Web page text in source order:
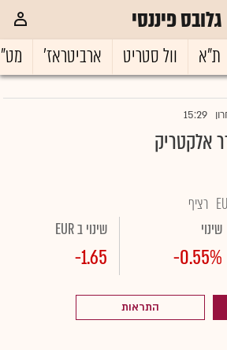
גלובס פיננסי
ת"א וול סטריט ארביטראז'
15:29
אלקטריק
רציף
שינוי
-0.55%
שינוי ב EUR
-1.65
התראות